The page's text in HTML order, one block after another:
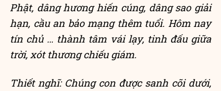
Phật, dâng hương hiến cúng, dâng sao giải
hạn, cầu an bảo mạng thêm tuổi. Hôm nay
tín chủ … thành tâm vái lạy, tinh đấu giữa
trời, xót thương chiếu giám.
Thiết nghĩ: Chúng con được sanh cõi dưới,